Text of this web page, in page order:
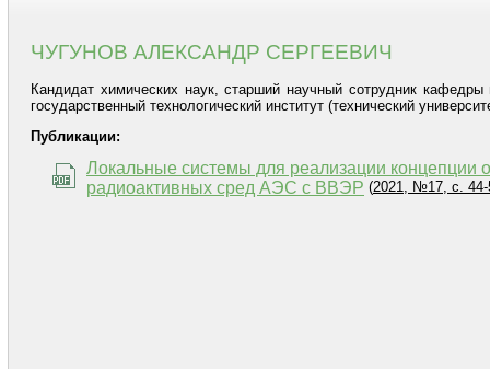
ЧУГУНОВ АЛЕКСАНДР СЕРГЕЕВИЧ
Кандидат химических наук, старший научный сотрудник кафедры
государственный технологический институт (технический
Публикации:
Локальные системы для реализации концепции
радиоактивных сред АЭС с ВВЭР (2021, №17, с. 44-